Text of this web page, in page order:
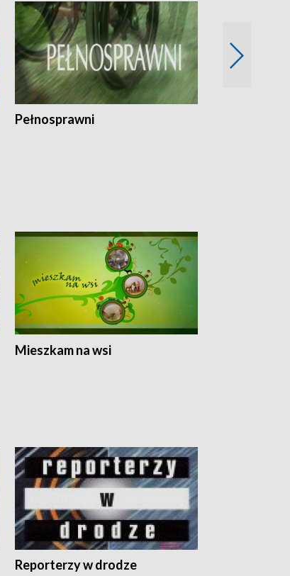
Pełnosprawni
Mieszkam na wsi
Reporterzy w drodze